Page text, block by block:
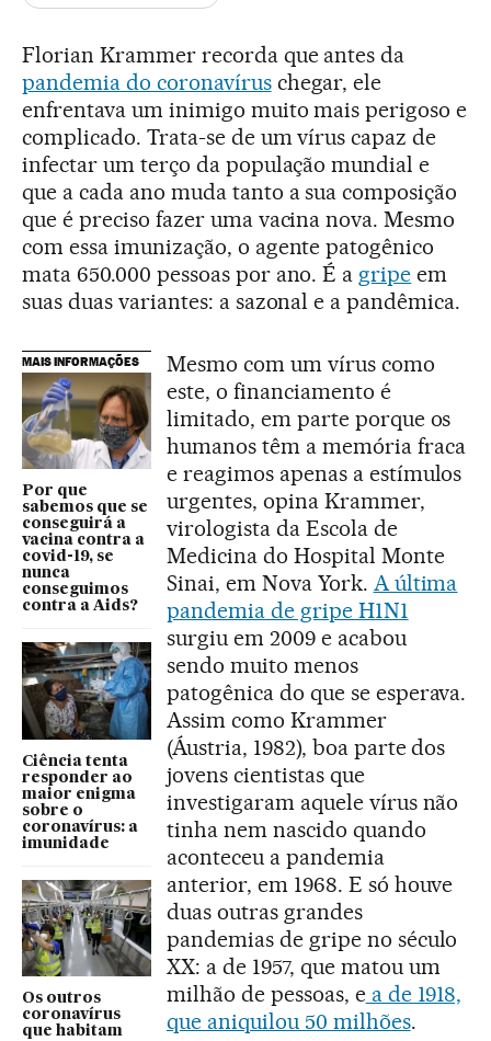
Florian Krammer recorda que antes da
pandemia do coronavíruschegar, ele
enfrentava um inimigo muito mais perigoso e
complicado. Trata-se de um vírus capaz de
infectar um terço da população mundial e
que a cada ano muda tanto a sua composição
que é preciso fazer uma vacina nova. Mesmo
com essa imunização, o agente patogênico
mata 650.000 pessoas por ano. É a gripe em
suas duas variantes: a sazonal e a pandêmica.
MAIS INFORMAÇÕES
Por que
sabemos que se
conseguirá a
vacina contra a
covid-19, se
nunca
conseguimos
contra a Aids?
Ciência tenta
responder ao
maior enigma
sobre o
coronavírus: a
imunidade
Os outros
coronavírus
que habitam
Mesmo com um vírus como
este, o financiamento é
limitado, em parte porque os
humanos têm a memória fraca
e reagimos apenas a estímulos
urgentes, opina Krammer,
virologista da Escola de
Medicina do Hospital Monte
Sinai, em Nova York. A última
pandemia de gripe H1N1
surgiu em 2009 e acabou
sendo muito menos
patogênica do que se esperava.
Assim como Krammer
(Áustria, 1982), boa parte dos
jovens cientistas que
investigaram aquele vírus não
tinha nem nascido quando
aconteceu a pandemia
anterior, em 1968. E só houve
duas outras grandes
pandemias de gripe no século
XX: a de 1957, que matou um
milhão de pessoas, ea de 1918,
que aniquilou 50 milhões.